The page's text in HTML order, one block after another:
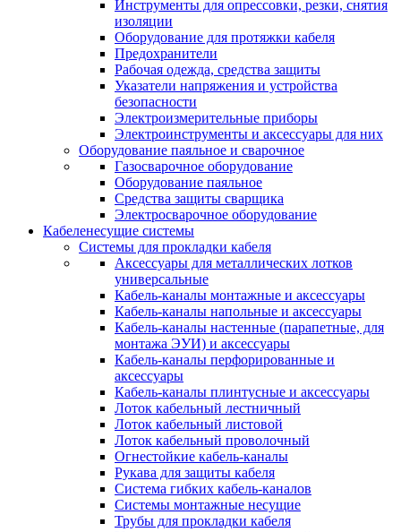
Инструменты для опрессовки, резки, снятия
изоляции
Оборудование для протяжки кабеля
Предохранители
Рабочая одежда, средства защиты
Указатели напряжения и устройства
безопасности
Электроизмерительные приборы
Электроинструменты и аксессуары для них
Оборудование паяльное и сварочное
Газосварочное оборудование
Оборудование паяльное
Средства защиты сварщика
Электросварочное оборудование
Кабеленесущие системы
Системы для прокладки кабеля
Аксессуары для металлических лотков
универсальные
Кабель-каналы монтажные и аксессуары
Кабель-каналы напольные и аксессуары
Кабель-каналы настенные (парапетные, для
монтажа ЭУИ) и аксессуары
Кабель-каналы перфорированные и
аксессуары
Кабель-каналы плинтусные и аксессуары
Лоток кабельный лестничный
Лоток кабельный листовой
Лоток кабельный проволочный
Огнестойкие кабель-каналы
Рукава для защиты кабеля
Система гибких кабель-каналов
Системы монтажные несущие
Трубы для прокладки кабеля